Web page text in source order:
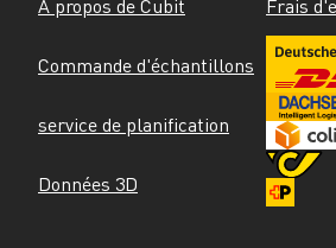
À propos de Cubit
Commande d'échantillons
service de planification
Données 3D
Frais